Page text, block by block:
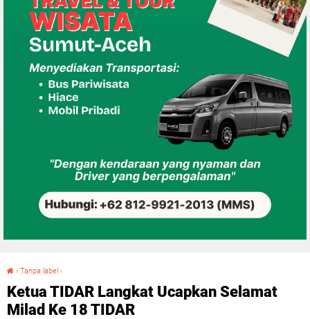
› Tanpa label ›
Ketua TIDAR Langkat Ucapkan Selamat
Milad Ke 18 TIDAR